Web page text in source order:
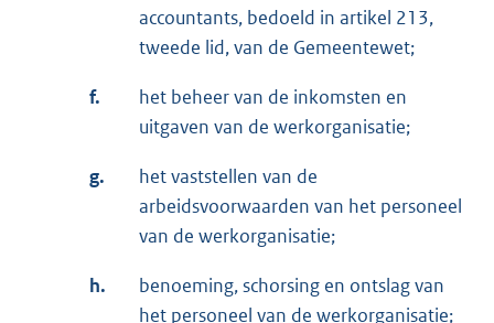
accountants, bedoeld in artikel 213,
tweede lid, van de Gemeentewet;
f.
het beheer van de inkomsten en
uitgaven van de werkorganisatie;
g.
het vaststellen van de
arbeidsvoorwaarden van het personeel
van de werkorganisatie;
h.
benoeming, schorsing en ontslag van
het personeel van de werkorganisatie;